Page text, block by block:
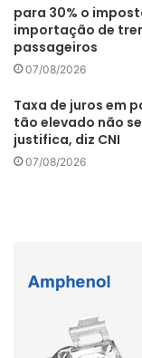
precisão. Até o
Shunbei do projeto
gás que são mais
estabeleceram
para 30% o
importação de
passageiros
07/08/2026
Taxa de juros em
tão elevado não se
justifica, diz CNI
07/08/2026